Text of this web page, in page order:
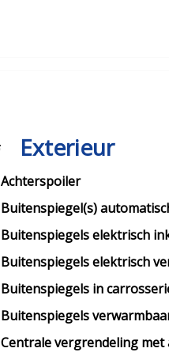
Exterieur
Achterspoiler
Buitenspiegel(s)
Buitenspiegels elektrisch
Buitenspiegels elektrisch
Buitenspiegels in
Buitenspiegels
Centrale vergrendeling